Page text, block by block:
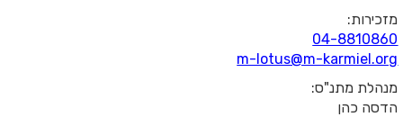
04-
m-lotus@m-